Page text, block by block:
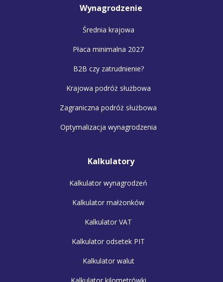
Wynagrodzenie
Średnia krajowa
Płaca minimalna 2027
B2B czy zatrudnienie?
Krajowa podróż służbowa
Zagraniczna podróż służbowa
Optymalizacja wynagrodzenia
Kalkulatory
Kalkulator wynagrodzeń
Kalkulator małżonków
Kalkulator VAT
Kalkulator odsetek PIT
Kalkulator walut